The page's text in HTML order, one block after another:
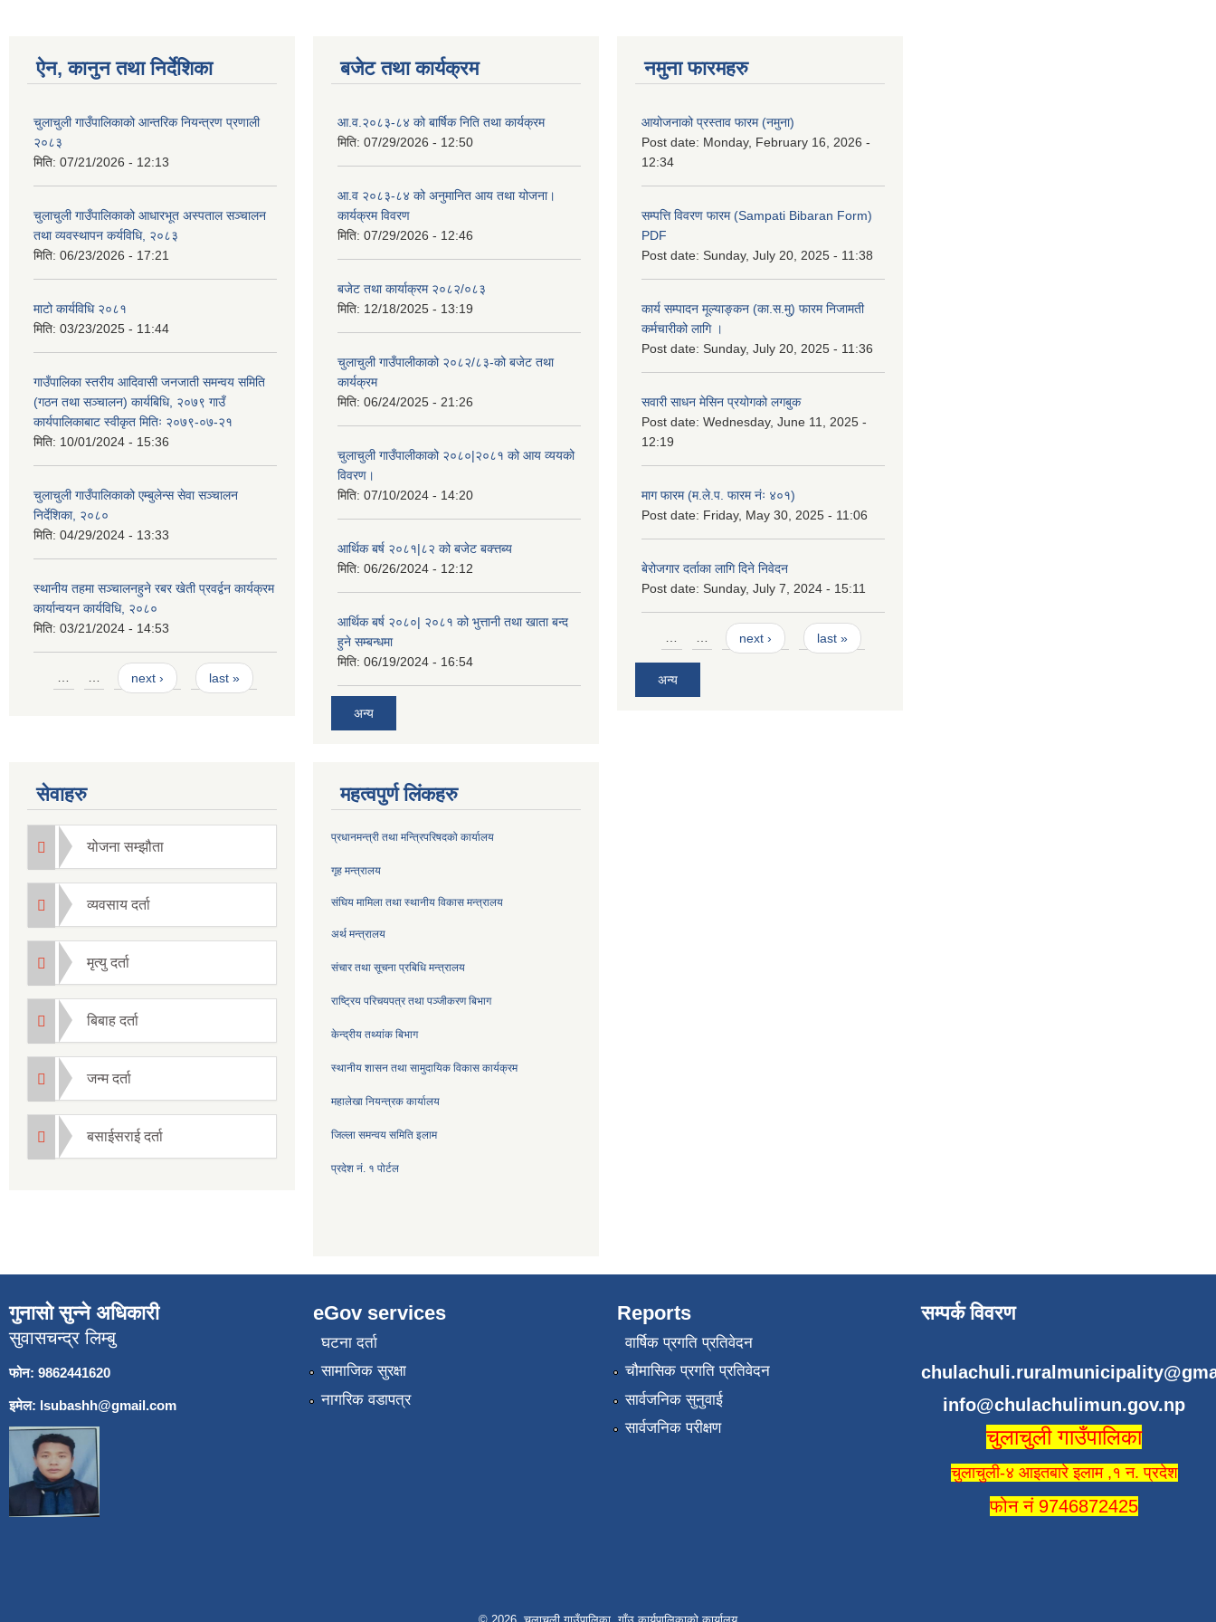
ऐन, कानुन तथा निर्देशिका
चुलाचुली गाउँपालिकाको आन्तरिक नियन्त्रण प्रणाली
२०८३
मिति: 07/21/2026 - 12:13
चुलाचुली गाउँपालिकाको आधारभूत अस्पताल सञ्चालन
तथा व्यवस्थापन कर्यविधि, २०८३
मिति: 06/23/2026 - 17:21
माटो कार्यविधि २०८१
मिति: 03/23/2025 - 11:44
गाउँपालिका स्तरीय आदिवासी जनजाती समन्वय समिति
(गठन तथा सञ्चालन) कार्यबिधि, २०७९ गाउँ
कार्यपालिकाबाट स्वीकृत मितिः २०७९-०७-२१
मिति: 10/01/2024 - 15:36
चुलाचुली गाउँपालिकाको एम्बुलेन्स सेवा सञ्चालन
निर्देशिका, २०८०
मिति: 04/29/2024 - 13:33
स्थानीय तहमा सञ्चालनहुने रबर खेती प्रवर्द्वन कार्यक्रम
कार्यान्वयन कार्यविधि, २०८०
मिति: 03/21/2024 - 14:53
Pages
… … next › last »
बजेट तथा कार्यक्रम
आ.व.२०८३-८४ को बार्षिक निति तथा कार्यक्रम
मिति: 07/29/2026 - 12:50
आ.व २०८३-८४ को अनुमानित आय तथा योजना।
कार्यक्रम विवरण
मिति: 07/29/2026 - 12:46
बजेट तथा कार्याक्रम २०८२/०८३
मिति: 12/18/2025 - 13:19
चुलाचुली गाउँपालीकाको २०८२/८३-को बजेट तथा
कार्यक्रम
मिति: 06/24/2025 - 21:26
चुलाचुली गाउँपालीकाको २०८०|२०८१ को आय व्ययको
विवरण।
मिति: 07/10/2024 - 14:20
आर्थिक बर्ष २०८१|८२ को बजेट बक्त्तब्य
मिति: 06/26/2024 - 12:12
आर्थिक बर्ष २०८०| २०८१ को भुत्तानी तथा खाता बन्द
हुने सम्बन्धमा
मिति: 06/19/2024 - 16:54
अन्य
नमुना फारमहरु
आयोजनाको प्रस्ताव फारम (नमुना)
Post date: Monday, February 16, 2026 -
12:34
सम्पत्ति विवरण फारम (Sampati Bibaran Form)
PDF
Post date: Sunday, July 20, 2025 - 11:38
कार्य सम्पादन मूल्याङ्कन (का.स.मु) फारम निजामती
कर्मचारीको लागि ।
Post date: Sunday, July 20, 2025 - 11:36
सवारी साधन मेसिन प्रयोगको लगबुक
Post date: Wednesday, June 11, 2025 -
12:19
माग फारम (म.ले.प. फारम नंः ४०१)
Post date: Friday, May 30, 2025 - 11:06
बेरोजगार दर्ताका लागि दिने निवेदन
Post date: Sunday, July 7, 2024 - 15:11
Pages
… … next › last »
अन्य
सेवाहरु
योजना सम्झौता
व्यवसाय दर्ता
मृत्यु दर्ता
बिबाह दर्ता
जन्म दर्ता
बसाईसराई दर्ता
महत्वपुर्ण लिंकहरु
प्रधानमन्त्री तथा मन्त्रिपरिषदको कार्यालय
गृह मन्त्रालय
संघिय मामिला तथा स्थानीय विकास मन्त्रालय
अर्थ मन्त्रालय
संचार तथा सूचना प्रबिधि मन्त्रालय
राष्ट्रिय परिचयपत्र तथा पञ्जीकरण बिभाग
केन्द्रीय तथ्यांक बिभाग
स्थानीय शासन तथा सामुदायिक विकास कार्यक्रम
महालेखा नियन्त्रक कार्यालय
जिल्ला समन्वय समिति इलाम
प्रदेश नं. १ पोर्टल
गुनासो सुन्ने अधिकारी
सुवासचन्द्र लिम्बु
फोन: 9862441620
इमेल: lsubashh@gmail.com
eGov services
घटना दर्ता
सामाजिक सुरक्षा
नागरिक वडापत्र
Reports
वार्षिक प्रगति प्रतिवेदन
चौमासिक प्रगति प्रतिवेदन
सार्वजनिक सुनुवाई
सार्वजनिक परीक्षण
सम्पर्क विवरण
info@chulachulimun.gov.np
चुलाचुली गाउँपालिका
चुलाचुली-४ आइतबारे इलाम ,१ न. प्रदेश
फोन नं 9746872425
© 2026 चुलाचुली गाउँपालिका, गाँउ कार्यपालिकाको कार्यालय